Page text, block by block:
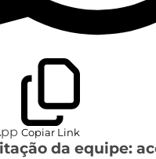
Copiar Link
da equipe: